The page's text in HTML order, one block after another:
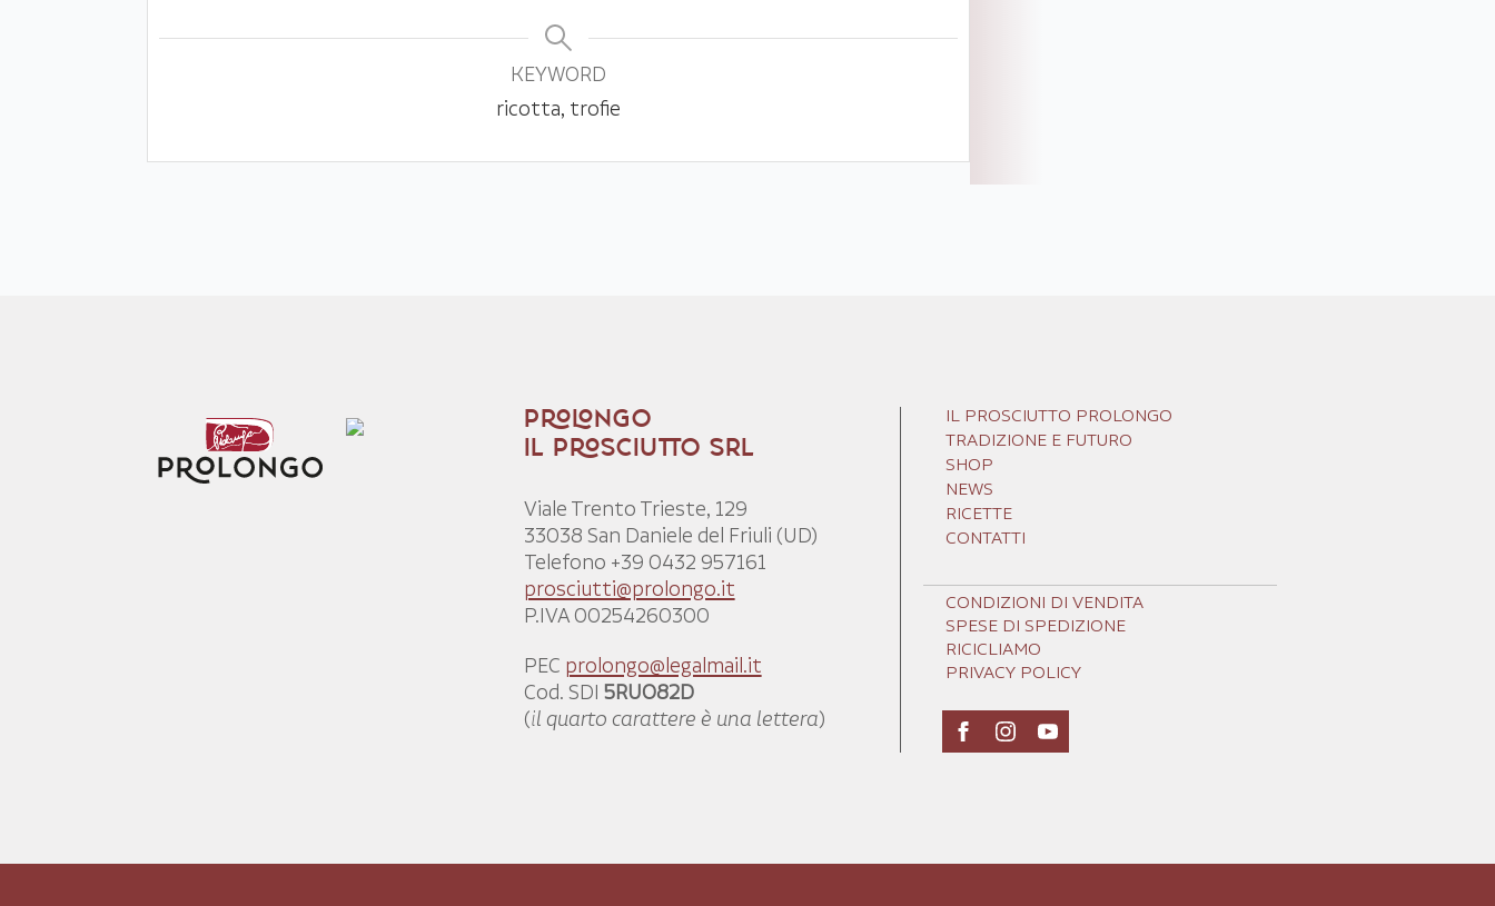
KEYWORD
ricotta, trofie
PROLONGO
IL PROSCIUTTO SRL
Viale Trento Trieste, 129
33038 San Daniele del Friuli (UD)
Telefono +39 0432 957161
prosciutti@prolongo.it
P.IVA 00254260300
PEC prolongo@legalmail.it
Cod. SDI 5RUO82D
(il quarto carattere è una lettera)
IL PROSCIUTTO PROLONGO
TRADIZIONE E FUTURO
SHOP
NEWS
RICETTE
CONTATTI
CONDIZIONI DI VENDITA
SPESE DI SPEDIZIONE
RICICLIAMO
PRIVACY POLICY